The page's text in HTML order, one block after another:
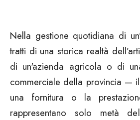
Nella gestione quotidiana di
tratti di una storica realtà
di un'azienda agricola o di
commerciale della provincia —
una fornitura o la
rappresentano solo metà